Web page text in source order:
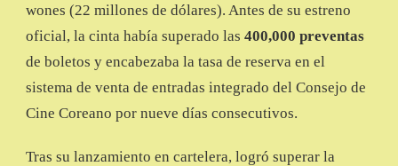
wones (22 millones de dólares). Antes de su estreno
oficial, la cinta había superado las 400,000 preventas
de boletos y encabezaba la tasa de reserva en el
sistema de venta de entradas integrado del Consejo de
Cine Coreano por nueve días consecutivos.
Tras su lanzamiento en cartelera, logró superar la